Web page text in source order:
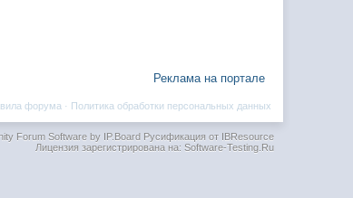
Реклама на портале
Политика обработки персональных данных
форума ·
Forum Software by IP.BoardРусификация от IBResource
Лицензия зарегистрирована на: Software-Testing.Ru